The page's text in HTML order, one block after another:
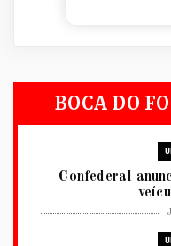
BOCA DO
Confederal